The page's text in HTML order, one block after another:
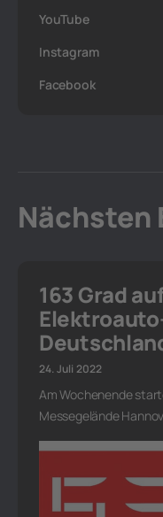
YouTube
Instagram
Facebook
Nächsten
163 Grad
24. Juli 2022
Am Wochenende
Messegelände